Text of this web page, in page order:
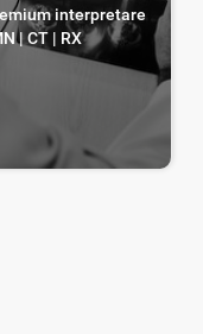
interpretare
| CT | RX